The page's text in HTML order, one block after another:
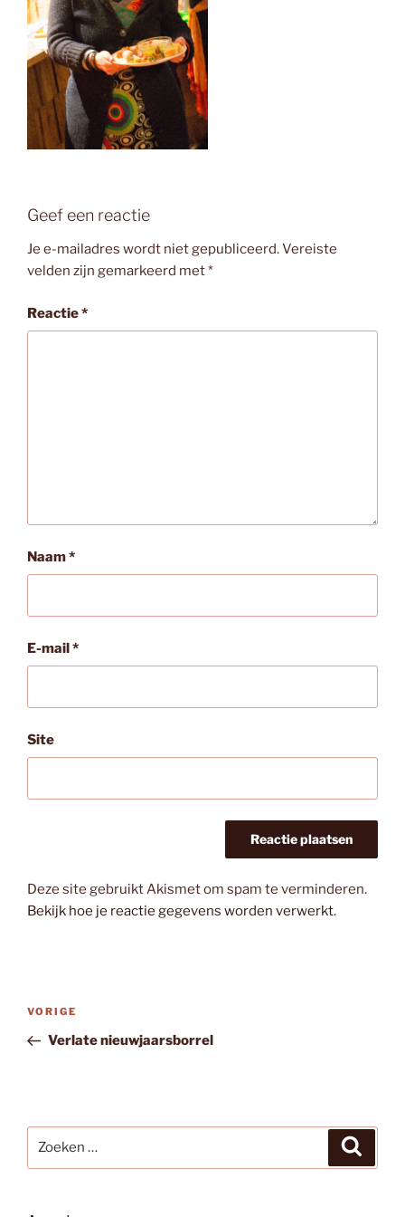
Geef een reactie
Je e-mailadres wordt niet gepubliceerd.Vereiste
velden zijn gemarkeerd met*
Reactie*
Naam*
E-mail*
Site
Deze site gebruikt Akismet om spam te verminderen.
Bekijk hoe je reactie gegevens worden verwerkt.
Bericht
Vorig
bericht
VORIGE
Verlate nieuwjaarsborrel
naar: